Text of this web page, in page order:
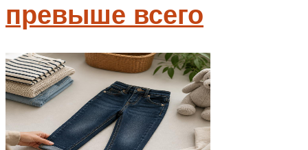
превыше всего